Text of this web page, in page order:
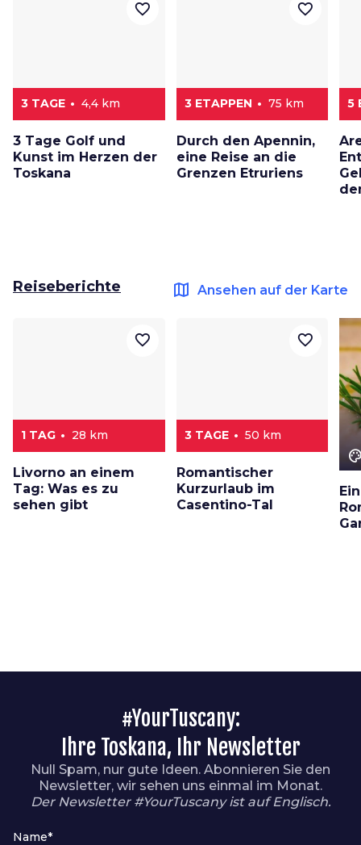
3 TAGE 4,4 km
3 Tage Golf und
Kunst im Herzen der
Toskana
favorite_border
3 ETAPPEN 75 km
Durch den Apennin,
eine Reise an die
Grenzen Etruriens
favorite_border
5
Reiseberichte map Ansehen auf der Karte
1 TAG 28 km
Livorno an einem
Tag: Was es zu
sehen gibt
favorite_border
3 TAGE 50 km
Romantischer
Kurzurlaub im
Casentino-Tal
favorite_border
#YourTuscany:
Ihre Toskana, Ihr Newsletter
Null Spam, nur gute Ideen. Abonnieren Sie den
Newsletter, wir sehen uns einmal im Monat.
Der Newsletter #YourTuscany ist auf Englisch.
Name*